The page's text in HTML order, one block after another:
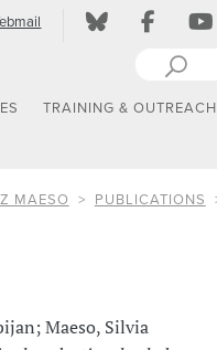
TRAINING & OUTREACH
MAESO PUBLICATIONS
Maeso, Silvia